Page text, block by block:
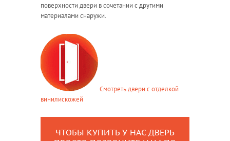
поверхности двери в сочетании с другими
материалами снаружи.
Смотреть двери с отделкой
винилискожей
ЧТОБЫ КУПИТЬ У НАС ДВЕРЬ